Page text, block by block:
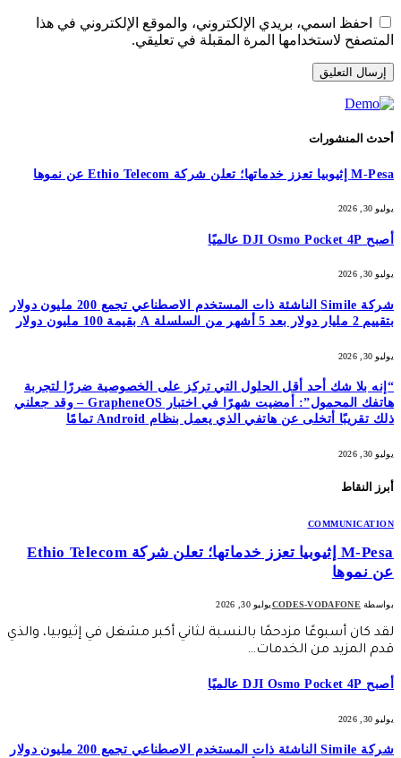
احفظ اسمي، بريدي الإلكتروني، والموقع الإلكتروني في هذا
المتصفح لاستخدامها المرة المقبلة في تعليقي.
أحدث المنشورات
M-Pesa إثيوبيا تعزز خدماتها؛ تعلن شركة Ethio Telecom عن نموها
يوليو 30, 2026
أصبح DJI Osmo Pocket 4P عالميًا
يوليو 30, 2026
شركة Simile الناشئة ذات المستخدم الاصطناعي تجمع 200 مليون دولار
بتقييم 2 مليار دولار بعد 5 أشهر من السلسلة A بقيمة 100 مليون دولار
يوليو 30, 2026
“إنه بلا شك أحد أقل الحلول التي تركز على الخصوصية ضررًا لتجربة
هاتفك المحمول”: أمضيت شهرًا في اختبار GrapheneOS – وقد جعلني
ذلك تقريبًا أتخلى عن هاتفي الذي يعمل بنظام Android تمامًا
يوليو 30, 2026
أبرز النقاط
COMMUNICATION
M-Pesa إثيوبيا تعزز خدماتها؛ تعلن شركة Ethio Telecom
عن نموها
بواسطة CODES-VODAFONEيوليو 30, 2026
لقد كان أسبوعًا مزدحمًا بالنسبة لثاني أكبر مشغل في إثيوبيا، والذي
قدم المزيد من الخدمات…
أصبح DJI Osmo Pocket 4P عالميًا
يوليو 30, 2026
شركة Simile الناشئة ذات المستخدم الاصطناعي تجمع 200 مليون دولار